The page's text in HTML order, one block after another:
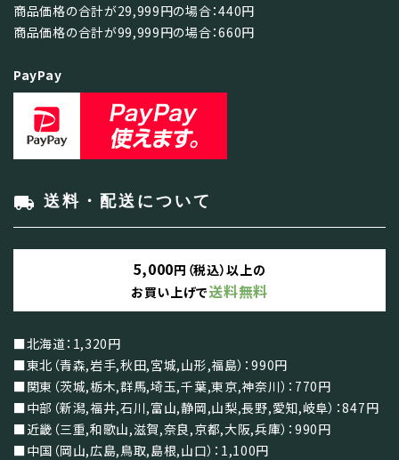
商品価格の合計が29,999円の場合：440円
商品価格の合計が99,999円の場合：660円
PayPay
local_shipping 送料・配送について
5,000円（税込）以上の
お買い上げで送料無料
■北海道：1,320円
■東北（青森,岩手,秋田,宮城,山形,福島）：990円
■関東（茨城,栃木,群馬,埼玉,千葉,東京,神奈川）：770円
■中部（新潟,福井,石川,富山,静岡,山梨,長野,愛知,岐阜）：847円
■近畿（三重,和歌山,滋賀,奈良,京都,大阪,兵庫）：990円
■中国（岡山,広島,鳥取,島根,山口）：1,100円